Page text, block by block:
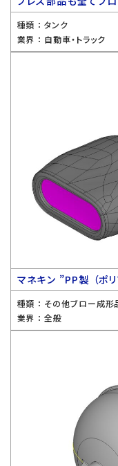
種類 ： タンク
業界 ： 自動車・トラック
マネキン ”PP製 （ポ
種類 ： その他ブロー成形
業界 ： 全般